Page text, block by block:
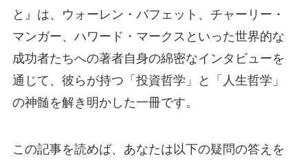
と』は、ウォーレン・バフェット、チャーリー・
マンガー、ハワード・マークスといった世界的な
成功者たちへの著者自身の綿密なインタビューを
通じて、彼らが持つ「投資哲学」と「人生哲学」
の神髄を解き明かした一冊です。
この記事を読めば、あなたは以下の疑問の答えを